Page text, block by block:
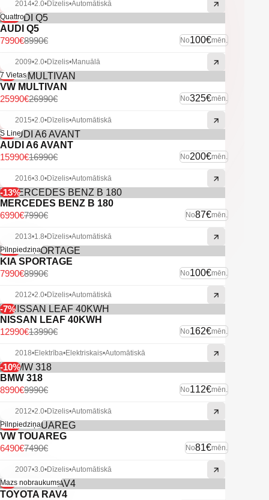
2014•2.0•Dīzelis•Automātiskā
-11%
Quattro
AUDI Q5
No100€mēn.
8990€
7990€
2009•2.0•Dīzelis•Manuālā
-4%
7 Vietas
VW MULTIVAN
No325€mēn.
26990€
25990€
2015•2.0•Dīzelis•Automātiskā
-6%
S Line
AUDI A6 AVANT
No200€mēn.
16990€
15990€
2016•3.0•Dīzelis•Automātiskā
-13%
MERCEDES BENZ B 180
No87€mēn.
7990€
6990€
2013•1.8•Dīzelis•Automātiskā
-11%
Pilnpiedziņa
KIA SPORTAGE
No100€mēn.
8990€
7990€
2012•2.0•Dīzelis•Automātiskā
-7%
NISSAN LEAF 40KWH
No162€mēn.
13990€
12990€
2018•Elektrība•Elektriskais•Automātiskā
-10%
BMW 318
No112€mēn.
9990€
8990€
2012•2.0•Dīzelis•Automātiskā
-13%
Pilnpiedziņa
VW TOUAREG
No81€mēn.
7490€
6490€
2007•3.0•Dīzelis•Automātiskā
-4%
Mazs nobraukums
TOYOTA RAV4